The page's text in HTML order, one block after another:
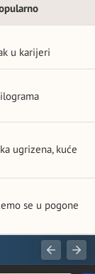
u karijeri
ugrizena, kuće
se u pogone